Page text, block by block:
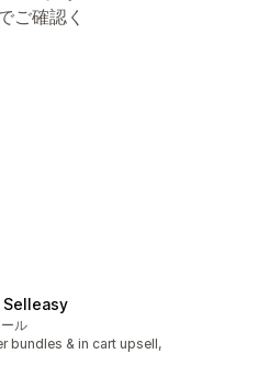
ご確認く
ル
bundles & in cart upsell,